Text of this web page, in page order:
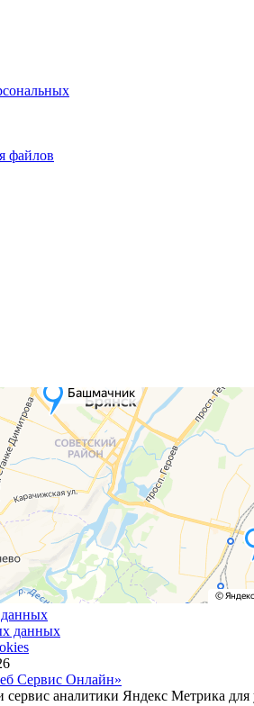
файлов
данных
Сервис Онлайн»
аналитики Яндекс Метрика